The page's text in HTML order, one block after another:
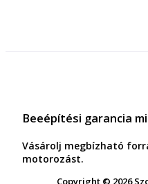
Beeépítési garancia
Vásárolj megbízható
motorozást.